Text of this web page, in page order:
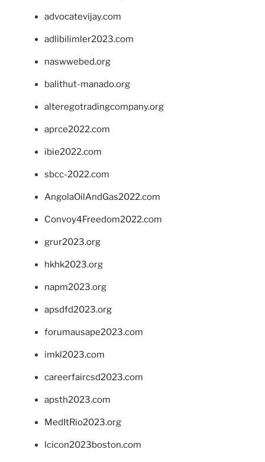
advocatevijay.com
adlibilimler2023.com
naswwebed.org
balithut-manado.org
alteregotradingcompany.org
aprce2022.com
ibie2022.com
sbcc-2022.com
AngolaOilAndGas2022.com
Convoy4Freedom2022.com
grur2023.org
hkhk2023.org
napm2023.org
apsdfd2023.org
forumausape2023.com
imkl2023.com
careerfaircsd2023.com
apsth2023.com
MedItRio2023.org
lcicon2023boston.com